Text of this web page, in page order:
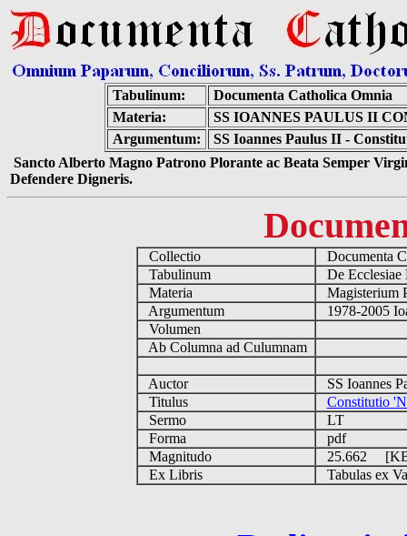
Tabulinum:
Documenta Catholica Omnia
Materia:
SS IOANNES PAULUS II
Argumentum:
SS Ioannes Paulus II -
Sancto Alberto Magno Patrono Plorante ac Beata Semper
Defendere Digneris.
Collectio
Documenta
Tabulinum
De
Materia
Magisterium
Argumentum
1978-2005
Volumen
Ab Columna ad Culumnam
Auctor
SS Ioannes
Titulus
Constitutio
Sermo
LT
Forma
pdf
Magnitudo
25.662
Ex Libris
Tabulas ex